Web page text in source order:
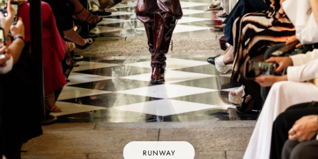
RUNWAY